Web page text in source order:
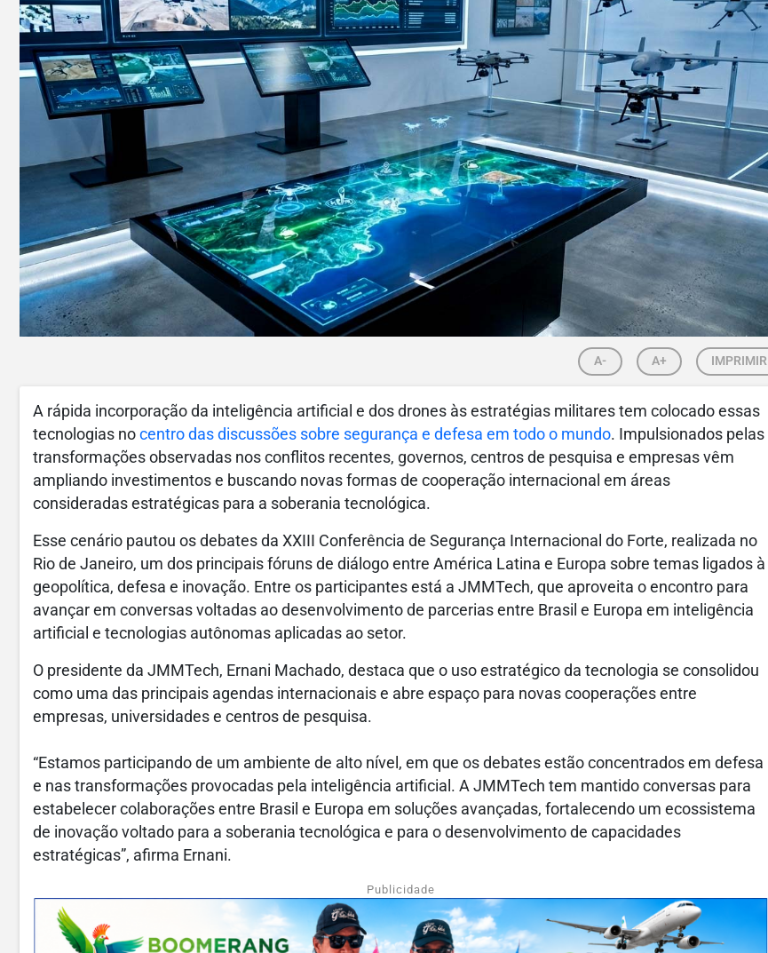
A- A+ IMPRIMIR
A rápida incorporação da inteligência artificial e dos drones às estratégias militares tem colocado essas
tecnologias no centro das discussões sobre segurança e defesa em todo o mundo. Impulsionados pelas
transformações observadas nos conflitos recentes, governos, centros de pesquisa e empresas vêm
ampliando investimentos e buscando novas formas de cooperação internacional em áreas
consideradas estratégicas para a soberania tecnológica.
Esse cenário pautou os debates da XXIII Conferência de Segurança Internacional do Forte, realizada no
Rio de Janeiro, um dos principais fóruns de diálogo entre América Latina e Europa sobre temas ligados à
geopolítica, defesa e inovação. Entre os participantes está a JMMTech, que aproveita o encontro para
avançar em conversas voltadas ao desenvolvimento de parcerias entre Brasil e Europa em inteligência
artificial e tecnologias autônomas aplicadas ao setor.
O presidente da JMMTech, Ernani Machado, destaca que o uso estratégico da tecnologia se consolidou
como uma das principais agendas internacionais e abre espaço para novas cooperações entre
empresas, universidades e centros de pesquisa.
“Estamos participando de um ambiente de alto nível, em que os debates estão concentrados em defesa
e nas transformações provocadas pela inteligência artificial. A JMMTech tem mantido conversas para
estabelecer colaborações entre Brasil e Europa em soluções avançadas, fortalecendo um ecossistema
de inovação voltado para a soberania tecnológica e para o desenvolvimento de capacidades
estratégicas”, afirma Ernani.
Publicidade